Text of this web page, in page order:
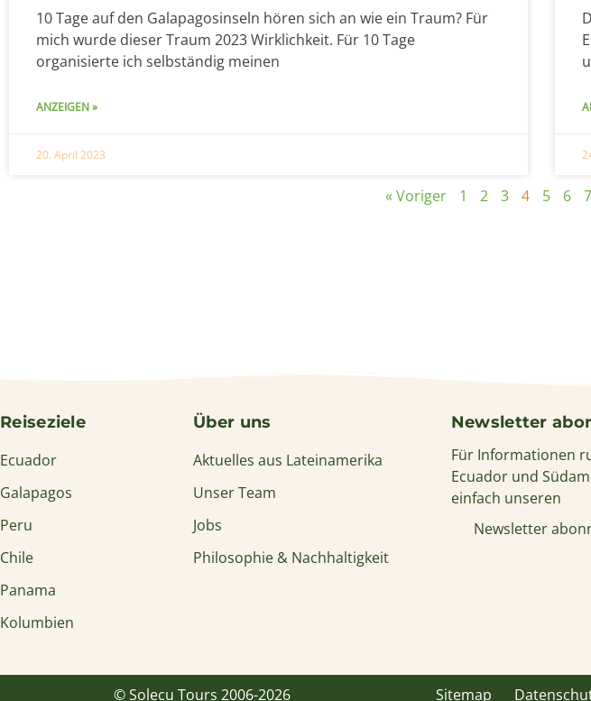
10 Tage auf den Galapagosinseln hören sich an wie ein Traum? Für
mich wurde dieser Traum 2023 Wirklichkeit. Für 10 Tage
organisierte ich selbständig meinen
ANZEIGEN »
20. April 2023
« Voriger 1 2 3 4 5 6 7
Reiseziele
Ecuador
Galapagos
Peru
Chile
Panama
Kolumbien
Über uns
Aktuelles aus Lateinamerika
Unser Team
Jobs
Philosophie & Nachhaltigkeit
Newsletter
Für Informationen
Ecuador und
einfach unseren
Newsletter
© Solecu Tours 2006-2026 Sitemap